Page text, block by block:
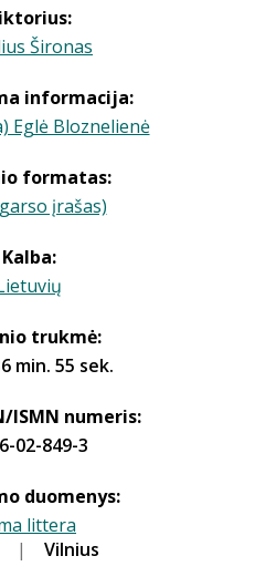
Šironas
informacija:
Eglė Bloznelienė
formatas:
įrašas)
Kalba:
trukmė:
min. 55 sek.
ISMN numeris:
02-849-3
duomenys:
littera
| Vilnius